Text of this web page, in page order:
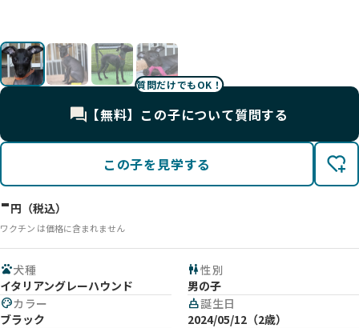
質問だけでもOK！
【無料】この子について質問する
この子を見学する
-円（税込）
ワクチン は価格に含まれません
pets犬種
イタリアングレーハウンド
wc性別
男の子
paletteカラー
ブラック
cake誕生日
2024/05/12（2歳）